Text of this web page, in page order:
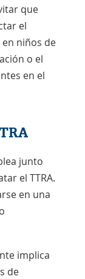
que
el
niños de
o el
en el
junto
el TTRA.
en una
implica
de